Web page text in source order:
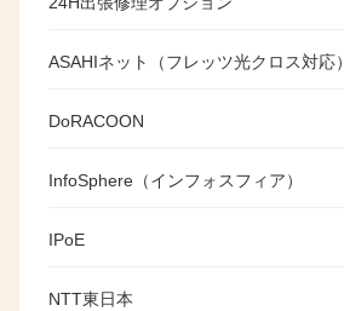
ASAHIネット（フレッツ光クロス対応）
DoRACOON
InfoSphere（インフォスフィア）
IPoE
NTT東日本